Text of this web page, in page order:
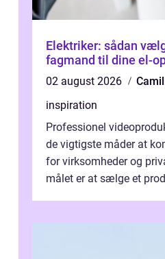
Elektriker: sådan
fagmand til dine el-
02 august 2026
inspiration
Professionel
de vigtigste måder at
for virksomheder og
målet er at sælge et